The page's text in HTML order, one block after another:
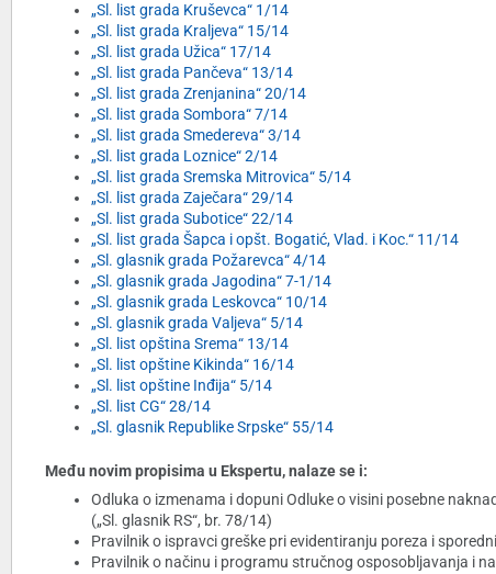
„Sl. list grada Kruševca“ 1/14
„Sl. list grada Kraljeva“ 15/14
„Sl. list grada Užica“ 17/14
„Sl. list grada Pančeva“ 13/14
„Sl. list grada Zrenjanina“ 20/14
„Sl. list grada Sombora“ 7/14
„Sl. list grada Smedereva“ 3/14
„Sl. list grada Loznice“ 2/14
„Sl. list grada Sremska Mitrovica“ 5/14
„Sl. list grada Zaječara“ 29/14
„Sl. list grada Subotice“ 22/14
„Sl. list grada Šapca i opšt. Bogatić, Vlad. i Koc.“ 11/14
„Sl. glasnik grada Požarevca“ 4/14
„Sl. glasnik grada Jagodina“ 7-1/14
„Sl. glasnik grada Leskovca“ 10/14
„Sl. glasnik grada Valjeva“ 5/14
„Sl. list opština Srema“ 13/14
„Sl. list opštine Kikinda“ 16/14
„Sl. list opštine Inđija“ 5/14
„Sl. list CG“ 28/14
„Sl. glasnik Republike Srpske“ 55/14
Među novim propisima u Ekspertu, nalaze se i:
Odluka o izmenama i dopuni Odluke o visini posebne
(„Sl. glasnik RS“, br. 78/14)
Pravilnik o ispravci greške pri evidentiranju poreza i
Pravilnik o načinu i programu stručnog osposobljavanja i